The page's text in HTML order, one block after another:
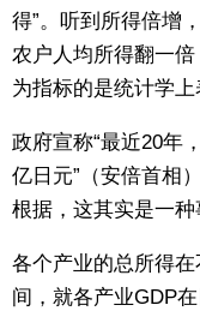
得”。听到所得倍增
农户人均所得翻一
为指标的是统计学上
政府宣称“最近20年
亿日元”（安倍首相
根据，这其实是一种
各个产业的总所得
间，就各产业GDP